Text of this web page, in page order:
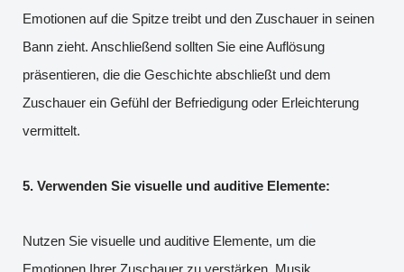
Emotionen auf die Spitze treibt und den Zuschauer in seinen
Bann zieht. Anschließend sollten Sie eine Auflösung
präsentieren, die die Geschichte abschließt und dem
Zuschauer ein Gefühl der Befriedigung oder Erleichterung
vermittelt.
5. Verwenden Sie visuelle und auditive Elemente:
Nutzen Sie visuelle und auditive Elemente, um die
Emotionen Ihrer Zuschauer zu verstärken. Musik,